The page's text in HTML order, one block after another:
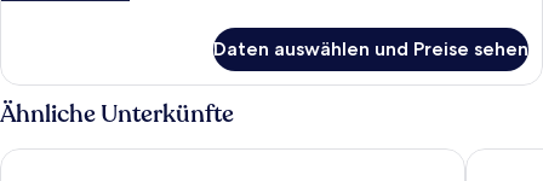
Dreibettzimmer
Daten auswählen und Preise sehen
Ähnliche Unterkünfte
Grand Atilla Hotel NoxInn